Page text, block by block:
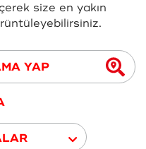
size en yakın